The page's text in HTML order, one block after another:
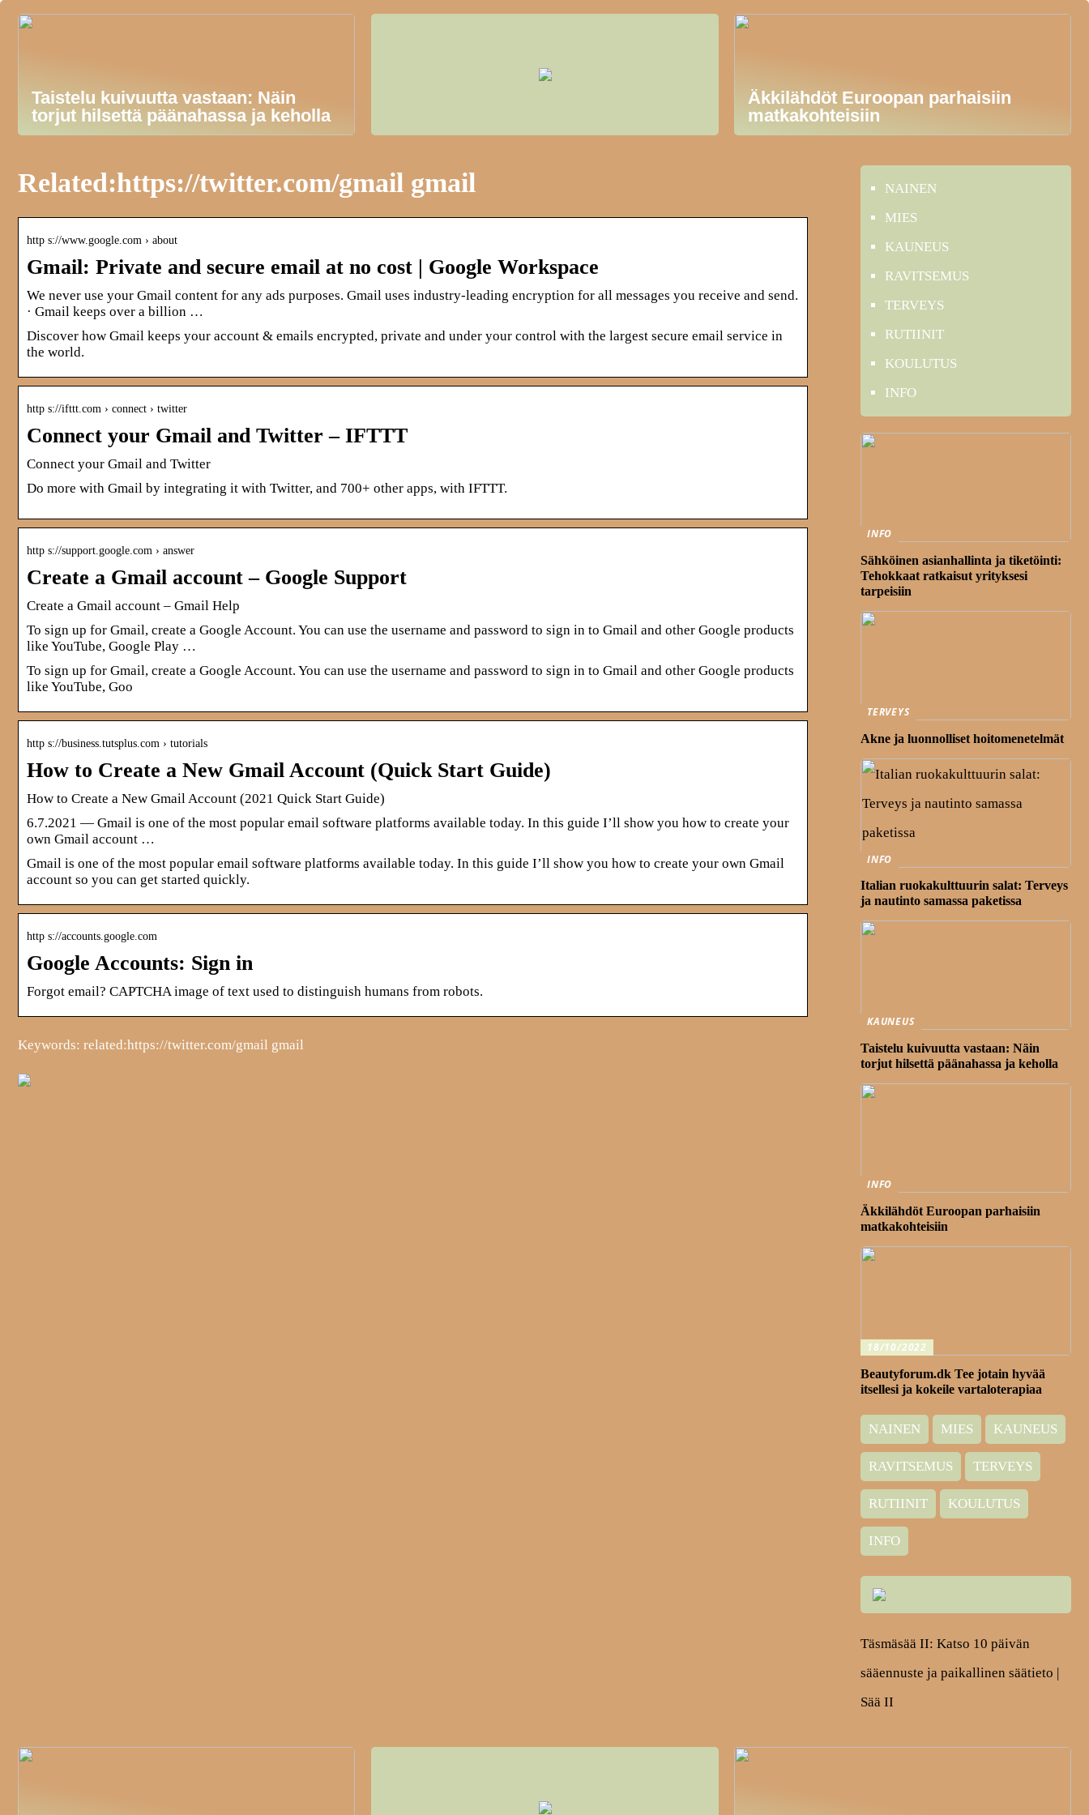
Taistelu kuivuutta vastaan: Näin
torjut hilsettä päänahassa ja keholla
Äkkilähdöt Euroopan parhaisiin
matkakohteisiin
Related:https://twitter.com/gmail gmail
http s://www.google.com › about
Gmail: Private and secure email at no cost | Google Workspace
We never use your Gmail content for any ads purposes. Gmail uses industry-leading encryption for all messages you receive and send.
· Gmail keeps over a billion …
Discover how Gmail keeps your account & emails encrypted, private and under your control with the largest secure email service in
the world.
http s://ifttt.com › connect › twitter
Connect your Gmail and Twitter – IFTTT
Connect your Gmail and Twitter
Do more with Gmail by integrating it with Twitter, and 700+ other apps, with IFTTT.
http s://support.google.com › answer
Create a Gmail account – Google Support
Create a Gmail account – Gmail Help
To sign up for Gmail, create a Google Account. You can use the username and password to sign in to Gmail and other Google products
like YouTube, Google Play …
To sign up for Gmail, create a Google Account. You can use the username and password to sign in to Gmail and other Google products
like YouTube, Goo
http s://business.tutsplus.com › tutorials
How to Create a New Gmail Account (Quick Start Guide)
How to Create a New Gmail Account (2021 Quick Start Guide)
6.7.2021 — Gmail is one of the most popular email software platforms available today. In this guide I’ll show you how to create your
own Gmail account …
Gmail is one of the most popular email software platforms available today. In this guide I’ll show you how to create your own Gmail
account so you can get started quickly.
http s://accounts.google.com
Google Accounts: Sign in
Forgot email? CAPTCHA image of text used to distinguish humans from robots.
Keywords: related:https://twitter.com/gmail gmail
NAINEN
MIES
KAUNEUS
RAVITSEMUS
TERVEYS
RUTIINIT
KOULUTUS
INFO
INFO
Sähköinen asianhallinta ja tiketöinti:
Tehokkaat ratkaisut yrityksesi
tarpeisiin
TERVEYS
Akne ja luonnolliset hoitomenetelmät
INFO
Italian ruokakulttuurin salat: Terveys
ja nautinto samassa paketissa
KAUNEUS
Taistelu kuivuutta vastaan: Näin
torjut hilsettä päänahassa ja keholla
INFO
Äkkilähdöt Euroopan parhaisiin
matkakohteisiin
18/10/2022
Beautyforum.dk Tee jotain hyvää
itsellesi ja kokeile vartaloterapiaa
NAINEN MIES KAUNEUS
RAVITSEMUS TERVEYS
RUTIINIT KOULUTUS
INFO
Täsmäsää II: Katso 10 päivän
sääennuste ja paikallinen säätieto |
Sää II